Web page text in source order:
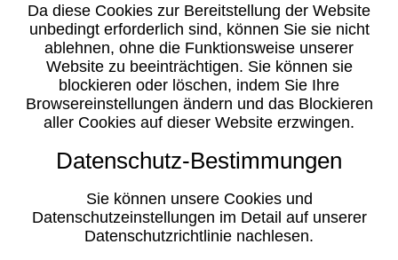
Da diese Cookies zur Bereitstellung der Website
unbedingt erforderlich sind, können Sie sie nicht
ablehnen, ohne die Funktionsweise unserer
Website zu beeinträchtigen. Sie können sie
blockieren oder löschen, indem Sie Ihre
Browsereinstellungen ändern und das Blockieren
aller Cookies auf dieser Website erzwingen.
Datenschutz-Bestimmungen
Sie können unsere Cookies und
Datenschutzeinstellungen im Detail auf unserer
Datenschutzrichtlinie nachlesen.